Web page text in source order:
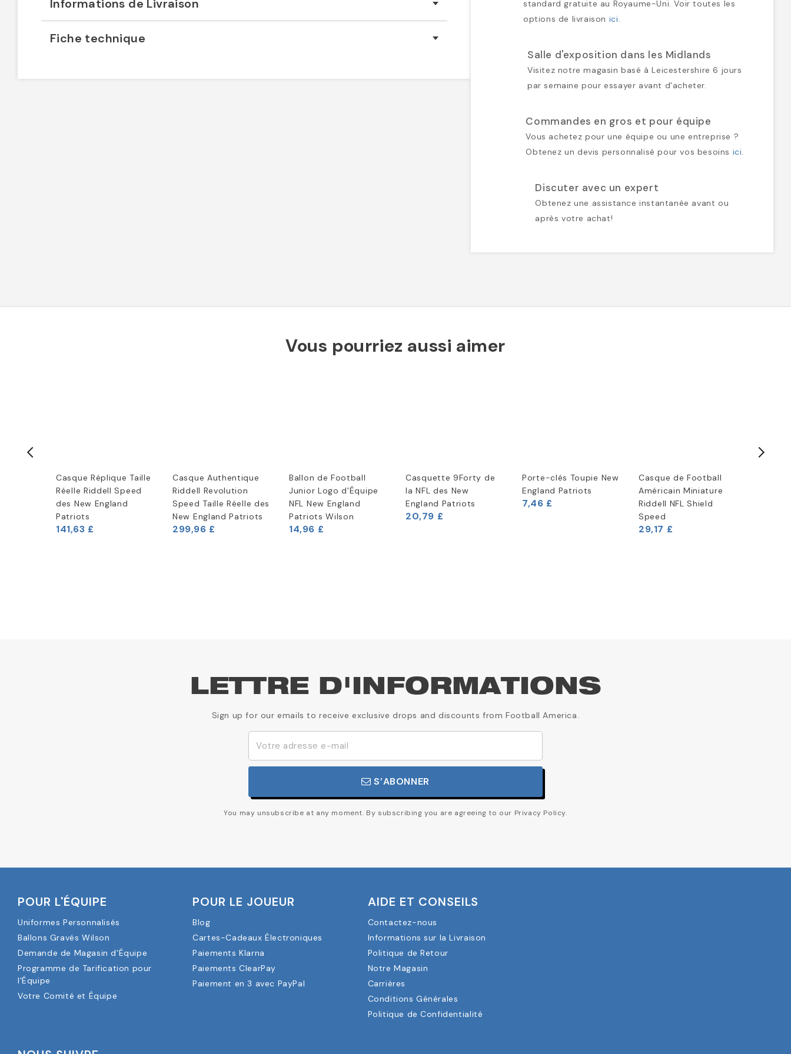
Informations de Livraison
Fiche technique
standard gratuite au Royaume-Uni. Voir toutes les
options de livraison ici.
Salle d'exposition dans les Midlands
Visitez notre magasin basé à Leicestershire 6 jours
par semaine pour essayer avant d'acheter.
Commandes en gros et pour équipe
Vous achetez pour une équipe ou une entreprise ?
Obtenez un devis personnalisé pour vos besoins ici.
Discuter avec un expert
Obtenez une assistance instantanée avant ou
après votre achat!
Vous pourriez aussi aimer
Casque Réplique Taille
Réelle Riddell Speed
des New England
Patriots
141,63 £
Casque Authentique
Riddell Revolution
Speed Taille Réelle des
New England Patriots
299,96 £
Ballon de Football
Junior Logo d'Équipe
NFL New England
Patriots Wilson
14,96 £
Casquette 9Forty de
la NFL des New
England Patriots
Porte-clés Toupie New
England Patriots
Casque de Football
Américain Miniature
Riddell NFL Shield
Speed
LETTRE D'INFORMATIONS
Sign up for our emails to receive exclusive drops and discounts from Football America.
S’ABONNER
You may unsubscribe at any moment. By subscribing you are agreeing to our Privacy Policy.
POUR L'ÉQUIPE
Uniformes Personnalisés
Ballons Gravés Wilson
Demande de Magasin d'Équipe
Programme de Tarification pour
l'Équipe
Votre Comité et Équipe
POUR LE JOUEUR
Blog
Cartes-Cadeaux Électroniques
Paiements Klarna
Paiements ClearPay
Paiement en 3 avec PayPal
AIDE ET CONSEILS
Contactez-nous
Informations sur la Livraison
Politique de Retour
Notre Magasin
Carrières
Conditions Générales
Politique de Confidentialité